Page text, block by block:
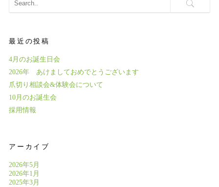
最近の投稿
4月のお誕生日会
2026年 あけましておめでとうございます
爪切り相談会&体験会について
10月のお誕生会
採用情報
アーカイブ
2026年5月
2026年1月
2025年3月